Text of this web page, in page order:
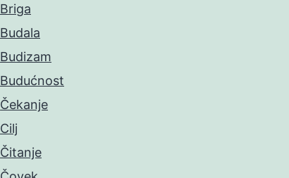
Briga
Budala
Budizam
Budućnost
Čekanje
Cilj
Čitanje